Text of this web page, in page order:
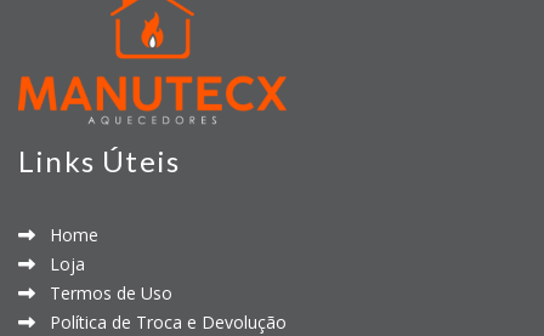
Links Úteis
Home
Loja
Termos de Uso
Política de Troca e Devolução